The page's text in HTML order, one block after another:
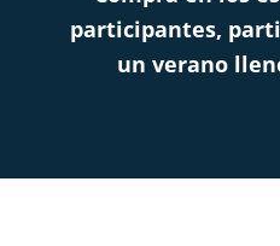
participantes,
un verano